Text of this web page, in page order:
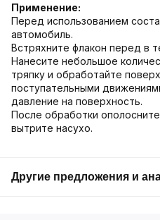
Применение:
Перед использованием
автомобиль.
Встряхните флакон перед в
Нанесите небольшое
тряпку и обработайте
поступательными
давление на поверхность.
После обработки
вытрите насухо.
Другие предложения и